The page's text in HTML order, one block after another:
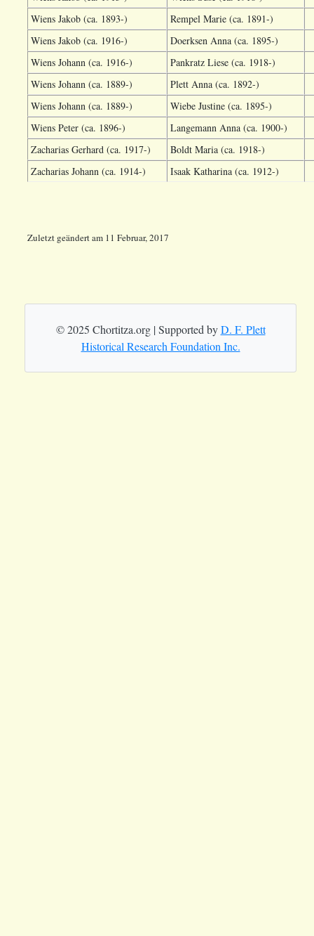
Wiens Jakob (ca. 1893-)
Rempel Marie (ca. 1891-)
Wiens Jakob (ca. 1916-)
Doerksen Anna (ca. 1895-)
Wiens Johann (ca. 1916-)
Pankratz Liese (ca. 1918-)
Wiens Johann (ca. 1889-)
Plett Anna (ca. 1892-)
Wiens Johann (ca. 1889-)
Wiebe Justine (ca. 1895-)
Wiens Peter (ca. 1896-)
Langemann Anna (ca. 1900-)
Zacharias Gerhard (ca. 1917-)
Boldt Maria (ca. 1918-)
Zacharias Johann (ca. 1914-)
Isaak Katharina (ca. 1912-)
Zuletzt geändertam 11 Februar, 2017
© 2025 Chortitza.org | Supported byD. F. Plett
Historical Research Foundation Inc.